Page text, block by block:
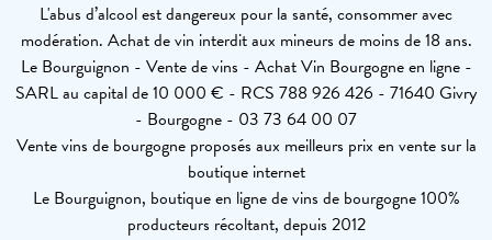
L'abus d’alcool est dangereux pour la santé, consommer avec
modération. Achat de vin interdit aux mineurs de moins de 18 ans.
Le Bourguignon - Vente de vins - Achat Vin Bourgogne en ligne -
SARL au capital de 10 000 € - RCS 788 926 426 - 71640 Givry
- Bourgogne - 03 73 64 00 07
Vente vins de bourgogne proposés aux meilleurs prix en vente sur la
boutique internet
Le Bourguignon, boutique en ligne de vins de bourgogne 100%
producteurs récoltant, depuis 2012